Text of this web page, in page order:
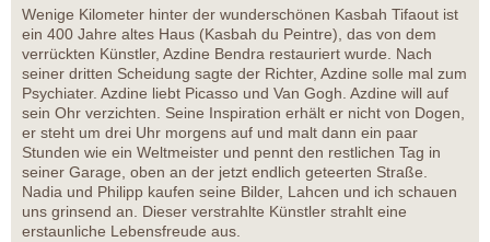
Wenige Kilometer hinter der wunderschönen Kasbah Tifaout ist
ein 400 Jahre altes Haus (Kasbah du Peintre), das von dem
verrückten Künstler, Azdine Bendra restauriert wurde. Nach
seiner dritten Scheidung sagte der Richter, Azdine solle mal zum
Psychiater. Azdine liebt Picasso und Van Gogh. Azdine will auf
sein Ohr verzichten. Seine Inspiration erhält er nicht von Dogen,
er steht um drei Uhr morgens auf und malt dann ein paar
Stunden wie ein Weltmeister und pennt den restlichen Tag in
seiner Garage, oben an der jetzt endlich geteerten Straße.
Nadia und Philipp kaufen seine Bilder, Lahcen und ich schauen
uns grinsend an. Dieser verstrahlte Künstler strahlt eine
erstaunliche Lebensfreude aus.